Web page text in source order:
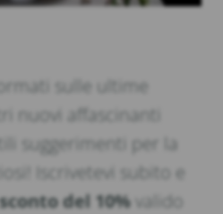
sulle ultime
nuovi affascinanti
suggerimenti per la
Iscrivetevi subito e
del 10%valido